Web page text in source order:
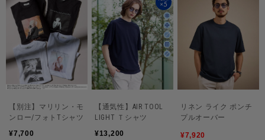
【別注】マリリン・モ
ンロー/フォトTシャツ
¥7,700
【通気性】AIR TOOL
LIGHT Ｔシャツ
¥13,200
リネン ライク ポンチ
プルオーバー
¥7,920